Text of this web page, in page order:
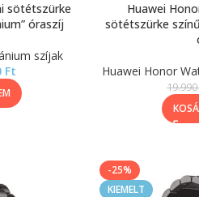
sötétszürke
óraszíj
szíjak
Ft
Huawei
sötétszürke
Huawei Honor
19.990
-25%
KIEMELT